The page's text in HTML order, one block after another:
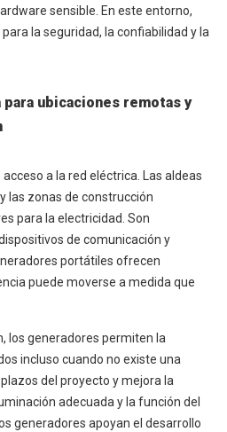
sensible. En este entorno,
la seguridad, la confiabilidad y la
ubicaciones remotas y
a la red eléctrica. Las aldeas
las zonas de construcción
para la electricidad. Son
de comunicación y
portátiles ofrecen
puede moverse a medida que
los generadores permiten la
incluso cuando no existe una
del proyecto y mejora la
adecuada y la función del
generadores apoyan el desarrollo